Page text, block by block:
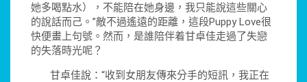
她多喝點水），不能陪在她身邊，我只能說這些關心
的說話而己。”敵不過遙遠的距離，這段Puppy Love很
快便畫上句號。然而，是誰陪伴着甘卓佳走過了失戀
的失落時光呢？
甘卓佳說：“收到女朋友傳來分手的短訊，我正在